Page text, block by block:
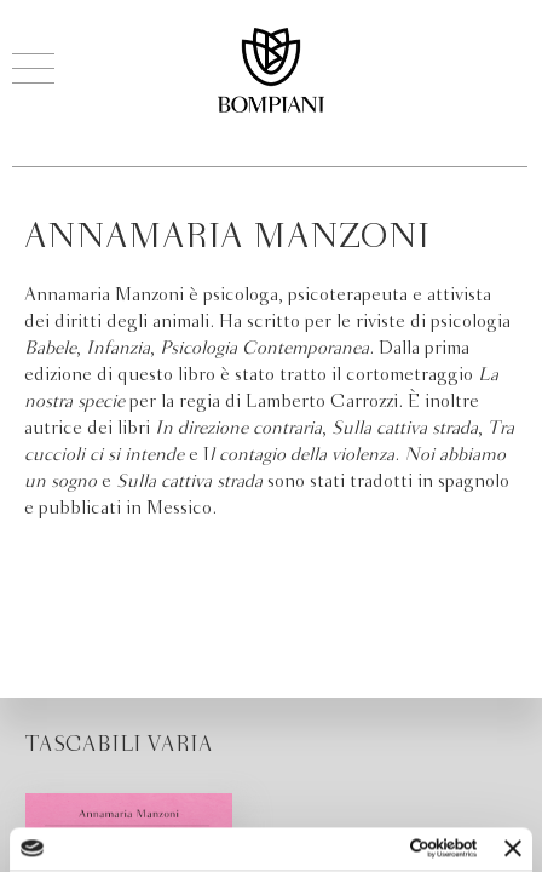
ANNAMARIA MANZONI
Annamaria Manzoni è psicologa, psicoterapeuta e attivista
dei diritti degli animali. Ha scritto per le riviste di psicologia
Babele, Infanzia, Psicologia Contemporanea. Dalla prima
edizione di questo libro è stato tratto il cortometraggio La
nostra specieper la regia di Lamberto Carrozzi. È inoltre
autrice dei libri In direzione contraria, Sulla cattiva strada, Tra
cuccioli ci si intendee I l contagio della violenza. Noi abbiamo
un sogno e Sulla cattiva strada sono stati tradotti in spagnolo
e pubblicati in Messico.
TASCABILI VARIA